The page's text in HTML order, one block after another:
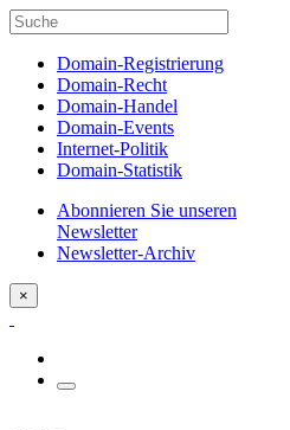
Domain-Registrierung
Domain-Recht
Domain-Handel
Domain-Events
Internet-Politik
Domain-Statistik
Abonnieren Sie unseren
Newsletter
Newsletter-Archiv
×